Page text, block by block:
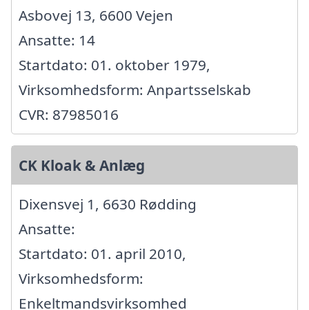
Asbovej 13, 6600 Vejen
Ansatte: 14
Startdato: 01. oktober 1979,
Virksomhedsform: Anpartsselskab
CVR: 87985016
CK Kloak & Anlæg
Dixensvej 1, 6630 Rødding
Ansatte:
Startdato: 01. april 2010,
Virksomhedsform:
Enkeltmandsvirksomhed